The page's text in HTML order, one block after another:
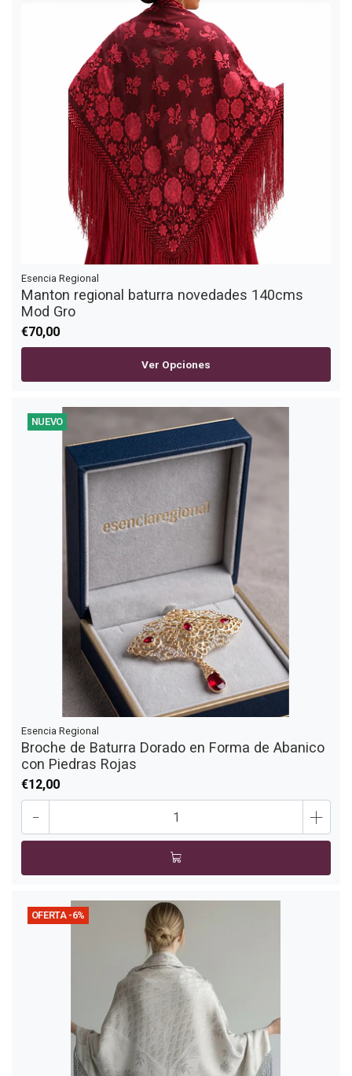
Esencia Regional
Manton regional baturra novedades 140cms
Mod Gro
€70,00
Ver Opciones
NUEVO
Esencia Regional
Broche de Baturra Dorado en Forma de Abanico
con Piedras Rojas
€12,00
- +
OFERTA -6%